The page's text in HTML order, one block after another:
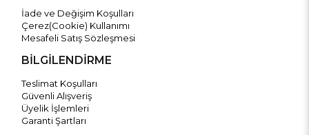
İade ve Değişim Koşulları
Çerez(Cookie) Kullanımı
Mesafeli Satış Sözleşmesi
BİLGİLENDİRME
Teslimat Koşulları
Güvenli Alışveriş
Üyelik İşlemleri
Garanti Şartları